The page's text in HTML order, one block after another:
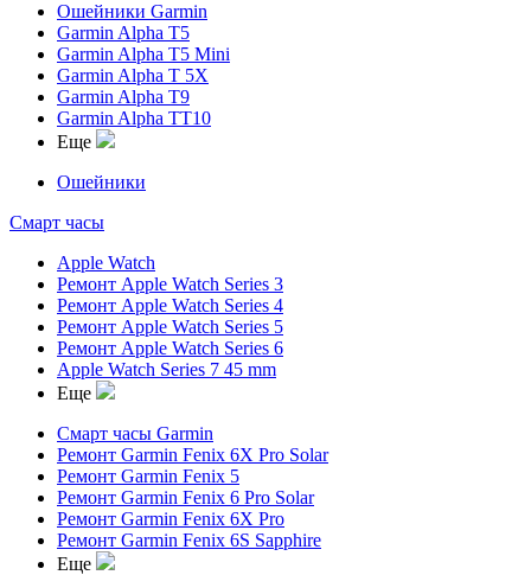
Ошейники Garmin
Garmin Alpha T5
Garmin Alpha T5 Mini
Garmin Alpha T 5X
Garmin Alpha T9
Garmin Alpha TT10
Еще
Ошейники
Смарт часы
Apple Watch
Ремонт Apple Watch Series 3
Ремонт Apple Watch Series 4
Ремонт Apple Watch Series 5
Ремонт Apple Watch Series 6
Apple Watch Series 7 45 mm
Еще
Смарт часы Garmin
Ремонт Garmin Fenix 6X Pro Solar
Ремонт Garmin Fenix 5
Ремонт Garmin Fenix 6 Pro Solar
Ремонт Garmin Fenix 6X Pro
Ремонт Garmin Fenix 6S Sapphire
Еще